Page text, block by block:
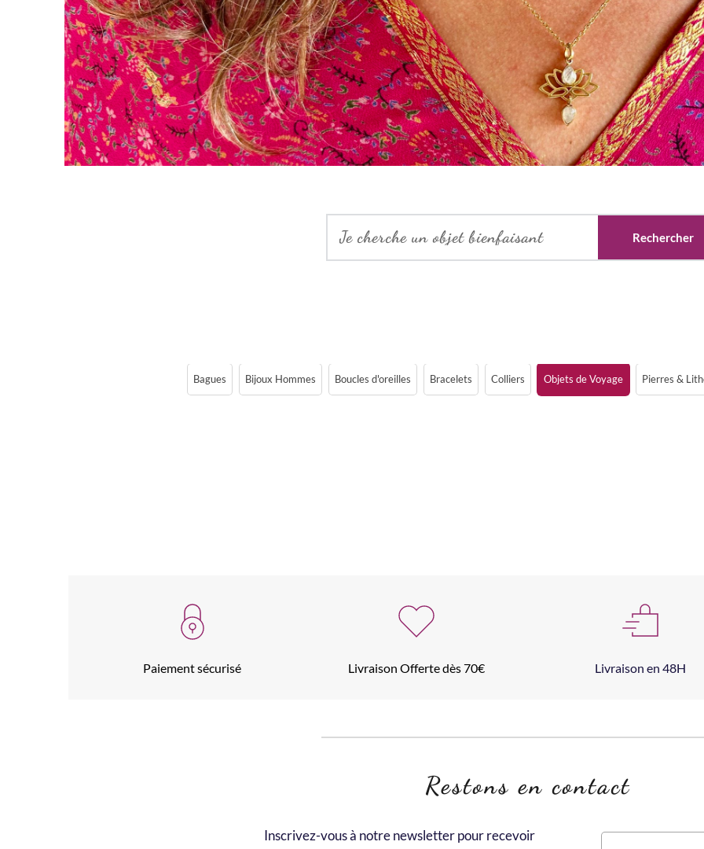
Rechercher
Bagues Bijoux Hommes Boucles d'oreilles Bracelets Colliers Objets de Voyage Pierres &
Paiement sécurisé Livraison Offerte dès 70€ Livraison en 48H
Restons en contact
Inscrivez-vous à notre newsletter pour recevoir